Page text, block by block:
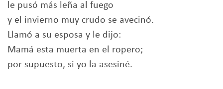
le pusó más leña al fuego
y el invierno muy crudo se avecinó.
Llamó a su esposa y le dijo:
Mamá esta muerta en el ropero;
por supuesto, si yo la asesiné.